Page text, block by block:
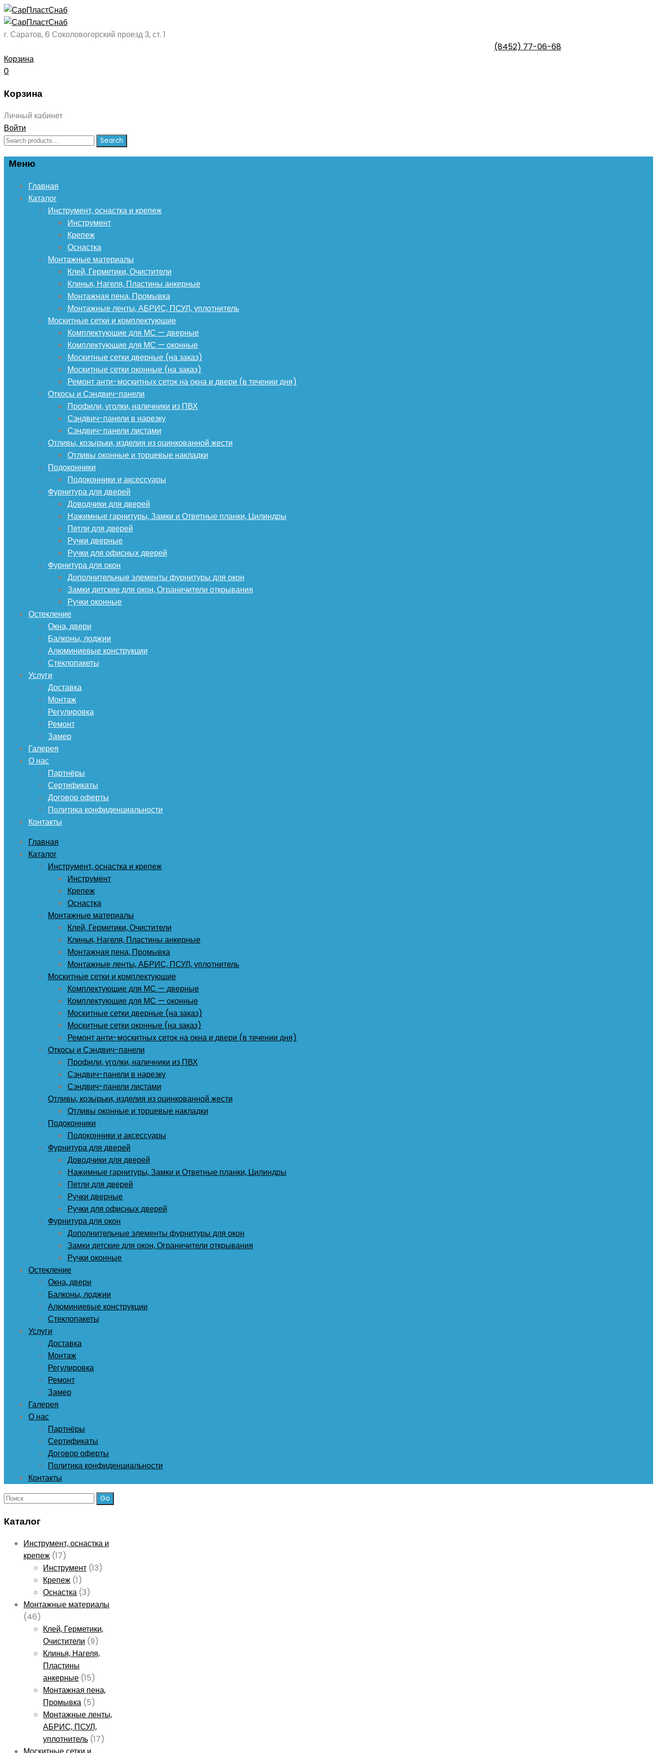
г. Саратов, 6 Соколовогорский проезд 3, ст. 1
(8452) 77-06-68
Корзина
0
Корзина
Личный кабинет
Войти
Search
Search
Меню
Skip
content
Главная
Каталог
Инструмент, оснастка и крепеж
Инструмент
Крепеж
Оснастка
Монтажные материалы
Клей, Герметики, Очистители
Клинья, Нагеля, Пластины анкерные
Монтажная пена, Промывка
Монтажные ленты, АБРИС, ПСУЛ, уплотнитель
Москитные сетки и комплектующие
Комплектующие для МС — дверные
Комплектующие для МС — оконные
Москитные сетки дверные (на заказ)
Москитные сетки оконные (на заказ)
Ремонт анти-москитных сеток на окна и двери (в течении дня)
Откосы и Сэндвич-панели
Профили, уголки, наличники из ПВХ
Сэндвич-панели в нарезку
Сэндвич-панели листами
Отливы, козырьки, изделия из оцинкованной жести
Отливы оконные и торцевые накладки
Подоконники
Подоконники и аксессуары
Фурнитура для дверей
Доводчики для дверей
Нажимные гарнитуры, Замки и Ответные планки, Цилиндры
Петли для дверей
Ручки дверные
Ручки для офисных дверей
Фурнитура для окон
Дополнительные элементы фурнитуры для окон
Замки детские для окон, Ограничители открывания
Ручки оконные
Остекление
Окна, двери
Балконы, лоджии
Алюминиевые конструкции
Стеклопакеты
Услуги
Доставка
Монтаж
Регулировка
Ремонт
Замер
Галерея
О нас
Партнёры
Сертификаты
Договор оферты
Политика конфиденциальности
Контакты
Главная
Каталог
Инструмент, оснастка и крепеж
Инструмент
Крепеж
Оснастка
Монтажные материалы
Клей, Герметики, Очистители
Клинья, Нагеля, Пластины анкерные
Монтажная пена, Промывка
Монтажные ленты, АБРИС, ПСУЛ, уплотнитель
Москитные сетки и комплектующие
Комплектующие для МС — дверные
Комплектующие для МС — оконные
Москитные сетки дверные (на заказ)
Москитные сетки оконные (на заказ)
Ремонт анти-москитных сеток на окна и двери (в течении дня)
Откосы и Сэндвич-панели
Профили, уголки, наличники из ПВХ
Сэндвич-панели в нарезку
Сэндвич-панели листами
Отливы, козырьки, изделия из оцинкованной жести
Отливы оконные и торцевые накладки
Подоконники
Подоконники и аксессуары
Фурнитура для дверей
Доводчики для дверей
Нажимные гарнитуры, Замки и Ответные планки, Цилиндры
Петли для дверей
Ручки дверные
Ручки для офисных дверей
Фурнитура для окон
Дополнительные элементы фурнитуры для окон
Замки детские для окон, Ограничители открывания
Ручки оконные
Остекление
Окна, двери
Балконы, лоджии
Алюминиевые конструкции
Стеклопакеты
Услуги
Доставка
Монтаж
Регулировка
Ремонт
Замер
Галерея
О нас
Партнёры
Сертификаты
Договор оферты
Политика конфиденциальности
Контакты
Поиск:
Каталог
Инструмент, оснастка и
крепеж (17)
Инструмент (13)
Крепеж (1)
Оснастка (3)
Монтажные материалы
(46)
Клей, Герметики,
Очистители (9)
Клинья, Нагеля,
Пластины
анкерные (15)
Монтажная пена,
Промывка (5)
Монтажные ленты,
АБРИС, ПСУЛ,
уплотнитель (17)